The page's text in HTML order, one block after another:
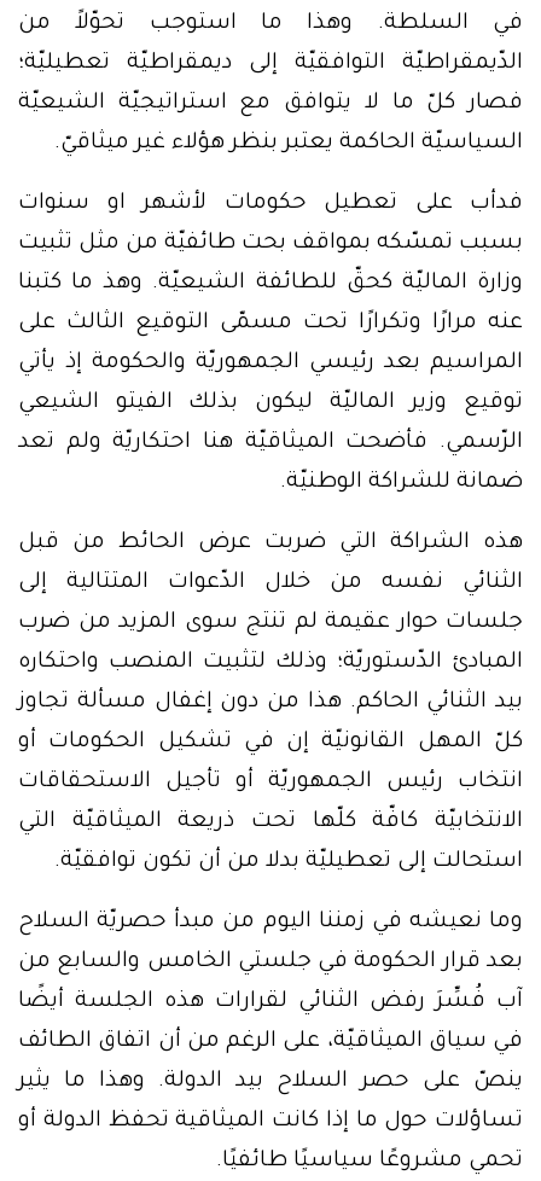
في السلطة. وهذا ما استوجب تحوّلاً من
الدّيمقراطيّة التوافقيّة إلى ديمقراطيّة تعطيليّة؛
فصار كلّ ما لا يتوافق مع استراتيجيّة الشيعيّة
السياسيّة الحاكمة يعتبر بنظر هؤلاء غير ميثاقيّ.
فدأب على تعطيل حكومات لأشهر او سنوات
بسبب تمسّكه بمواقف بحت طائفيّة من مثل تثبيت
وزارة الماليّة كحقّ للطائفة الشيعيّة. وهذ ما كتبنا
عنه مرارًا وتكرارًا تحت مسمّى التوقيع الثالث على
المراسيم بعد رئيسي الجمهوريّة والحكومة إذ يأتي
توقيع وزير الماليّة ليكون بذلك الفيتو الشيعي
الرّسمي. فأضحت الميثاقيّة هنا احتكاريّة ولم تعد
ضمانة للشراكة الوطنيّة.
هذه الشراكة التي ضربت عرض الحائط من قبل
الثنائي نفسه من خلال الدّعوات المتتالية إلى
جلسات حوار عقيمة لم تنتج سوى المزيد من ضرب
المبادئ الدّستوريّة؛ وذلك لتثبيت المنصب واحتكاره
بيد الثنائي الحاكم. هذا من دون إغفال مسألة تجاوز
كلّ المهل القانونيّة إن في تشكيل الحكومات أو
انتخاب رئيس الجمهوريّة أو تأجيل الاستحقاقات
الانتخابيّة كافّة كلّها تحت ذريعة الميثاقيّة التي
استحالت إلى تعطيليّة بدلا من أن تكون توافقيّة.
وما نعيشه في زمننا اليوم من مبدأ حصريّة السلاح
بعد قرار الحكومة في جلستي الخامس والسابع من
آب فُسِّرَ رفض الثنائي لقرارات هذه الجلسة أيضًا
في سياق الميثاقيّة، على الرغم من أن اتفاق الطائف
ينصّ على حصر السلاح بيد الدولة. وهذا ما يثير
تساؤلات حول ما إذا كانت الميثاقية تحفظ الدولة أو
تحمي مشروعًا سياسيًا طائفيًا.